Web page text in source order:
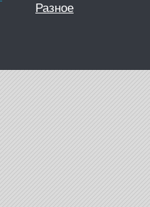
Разное